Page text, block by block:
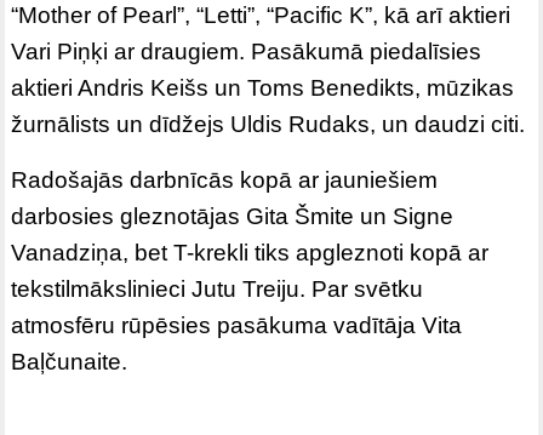
“Mother of Pearl”, “Letti”, “Pacific K”, kā arī aktieri
Vari Piņķi ar draugiem. Pasākumā piedalīsies
aktieri Andris Keišs un Toms Benedikts, mūzikas
žurnālists un dīdžejs Uldis Rudaks, un daudzi citi.
Radošajās darbnīcās kopā ar jauniešiem
darbosies gleznotājas Gita Šmite un Signe
Vanadziņa, bet T-krekli tiks apgleznoti kopā ar
tekstilmākslinieci Jutu Treiju. Par svētku
atmosfēru rūpēsies pasākuma vadītāja Vita
Baļčunaite.